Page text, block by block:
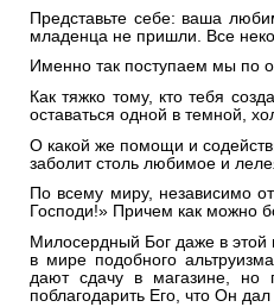
Представьте себе: ваша
младенца не пришли. Все
Именно так поступаем мы по
Как тяжко тому, кто тебя
оставаться одной в темной,
О какой же помощи и
заболит столь любимое и
По всему миру, независимо
Господи!» Причем как можно
Милосердный Бог даже в этой
в мире подобного
дают сдачу в магазине, но
поблагодарить Его, что Он